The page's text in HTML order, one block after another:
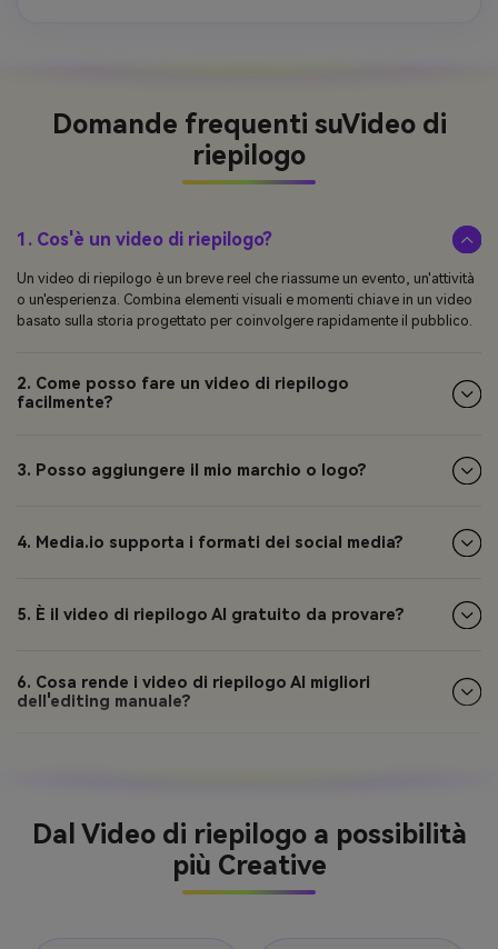
Domande frequenti suVideo di
riepilogo
1. Cos'è un video di riepilogo?
Un video di riepilogo è un breve reel che riassume un evento, un'attività
o un'esperienza. Combina elementi visuali e momenti chiave in un video
basato sulla storia progettato per coinvolgere rapidamente il pubblico.
2. Come posso fare un video di riepilogo
facilmente?
3. Posso aggiungere il mio marchio o logo?
4. Media.io supporta i formati dei social media?
5. È il video di riepilogo AI gratuito da provare?
6. Cosa rende i video di riepilogo AI migliori
dell'editing manuale?
Dal Video di riepilogo a possibilità
più Creative